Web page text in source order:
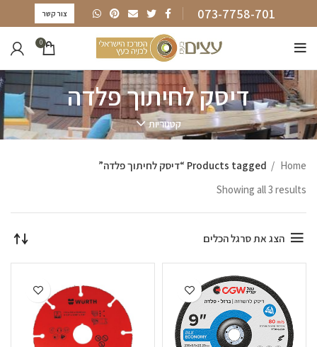
073-7758-701 צור קשר
0
דיסק לחיתוך פלדה
קטגוריות
Home
Products tagged “דיסק לחיתוך פלדה”
Showing all 3 results
הצג את סרגל הכלים